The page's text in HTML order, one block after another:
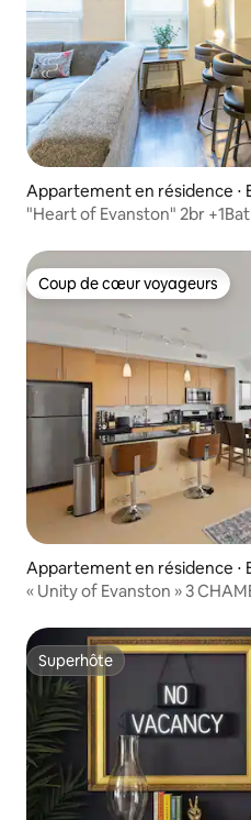
Appartement en résidence ⋅
"Heart of Evanston" 2br
Coup de cœur voyageurs
Coup de cœur voyageurs
Appartement en résidence ⋅
« Unity of Evanston » 3
Superhôte
Superhôte